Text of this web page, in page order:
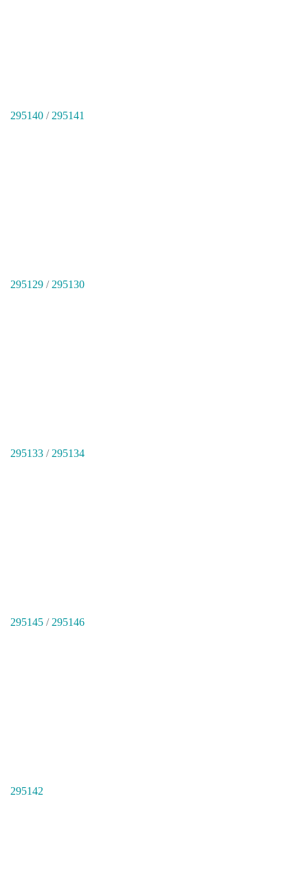
295140 / 295141
295129 / 295130
295133 / 295134
295145 / 295146
295142